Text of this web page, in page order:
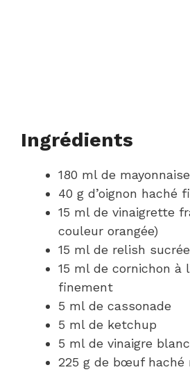
Ingrédients
180 ml de mayonnaise
40 g d’oignon haché
15 ml de vinaigrette
couleur orangée)
15 ml de relish sucrée
15 ml de cornichon à
finement
5 ml de cassonade
5 ml de ketchup
5 ml de vinaigre blanc
225 g de bœuf haché